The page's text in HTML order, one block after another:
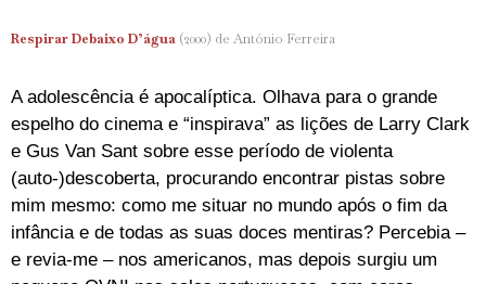
Respirar Debaixo D’água (2000) de António Ferreira
A adolescência é apocalíptica. Olhava para o grande
espelho do cinema e “inspirava” as lições de Larry Clark
e Gus Van Sant sobre esse período de violenta
(auto-)descoberta, procurando encontrar pistas sobre
mim mesmo: como me situar no mundo após o fim da
infância e de todas as suas doces mentiras? Percebia –
e revia-me – nos americanos, mas depois surgiu um